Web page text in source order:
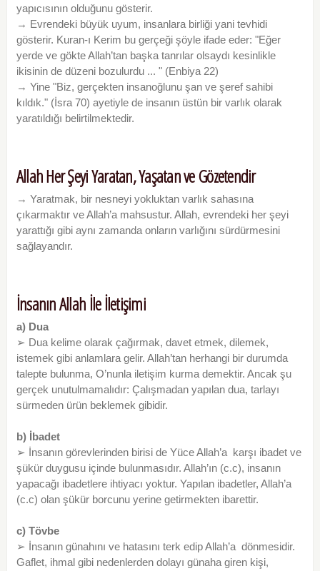
yapıcısının olduğunu gösterir.
→ Evrendeki büyük uyum, insanlara birliği yani tevhidi
gösterir. Kuran-ı Kerim bu gerçeği şöyle ifade eder: "Eğer
yerde ve gökte Allah’tan başka tanrılar olsaydı kesinlikle
ikisinin de düzeni bozulurdu ... " (Enbiya 22)
→ Yine "Biz, gerçekten insanoğlunu şan ve şeref sahibi
kıldık." (İsra 70) ayetiyle de insanın üstün bir varlık olarak
yaratıldığı belirtilmektedir.
Allah Her Şeyi Yaratan, Yaşatan ve Gözetendir
→ Yaratmak, bir nesneyi yokluktan varlık sahasına
çıkarmaktır ve Allah’a mahsustur. Allah, evrendeki her şeyi
yarattığı gibi aynı zamanda onların varlığını sürdürmesini
sağlayandır.
İnsanın Allah İle İletişimi
a) Dua
➢ Dua kelime olarak çağırmak, davet etmek, dilemek,
istemek gibi anlamlara gelir. Allah’tan herhangi bir durumda
talepte bulunma, O’nunla iletişim kurma demektir. Ancak şu
gerçek unutulmamalıdır: Çalışmadan yapılan dua, tarlayı
sürmeden ürün bekle­mek gibidir.
b) İbadet
➢ İnsanın görevlerinden birisi de Yüce Allah’a karşı ibadet ve
şükür duygusu içinde bulunmasıdır. Allah’ın (c.c), insanın
yapacağı ibadetlere ihtiyacı yoktur. Yapılan ibadetler, Allah’a
(c.c) olan şükür borcunu yerine getirmekten ibarettir.
c) Tövbe
➢ İnsanın günahını ve hatasını terk edip Allah’a dönmesidir.
Gaflet, ihmal gibi nedenlerden dolayı günaha giren kişi,